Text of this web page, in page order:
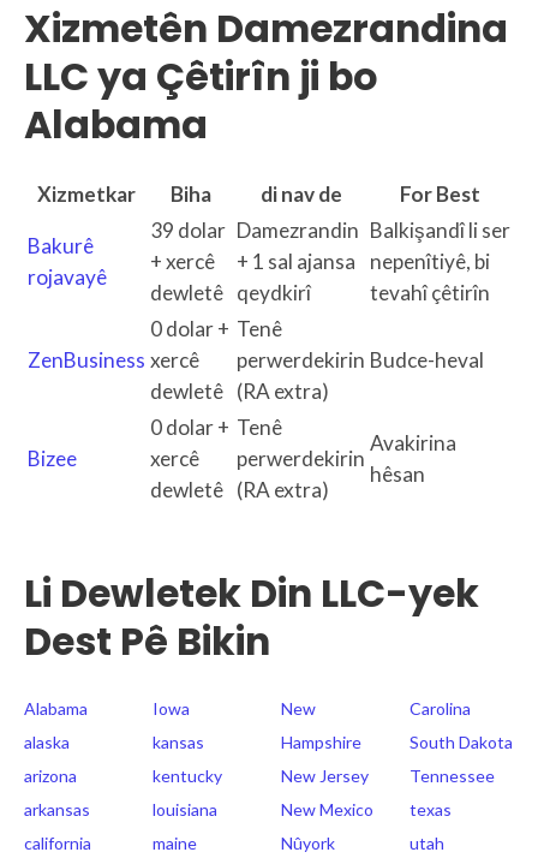
Xizmetên Damezrandina
LLC ya Çêtirîn ji bo
Alabama
Xizmetkar Biha di nav de For Best
Bakurê
rojavayê
39 dolar
+ xercê
dewletê
Damezrandin
+ 1 sal ajansa
qeydkirî
Balkişandî li ser
nepenîtiyê, bi
tevahî çêtirîn
ZenBusiness
0 dolar +
xercê
dewletê
Tenê
perwerdekirin
(RA extra)
Budce-heval
Bizee
0 dolar +
xercê
dewletê
Tenê
perwerdekirin
(RA extra)
Avakirina
hêsan
Li Dewletek Din LLC-yek
Dest Pê Bikin
Alabama
alaska
arizona
arkansas
california
Iowa
kansas
kentucky
louisiana
maine
New
Hampshire
New Jersey
New Mexico
Nûyork
Carolina
South Dakota
Tennessee
texas
utah